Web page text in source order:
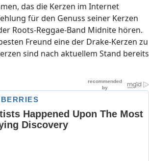
das die Kerzen im Internet
für den Genuss seiner Kerzen
Roots-Reggae-Band Midnite hören.
Freund eine der Drake-Kerzen zu
sind nach aktuellem Stand bereits